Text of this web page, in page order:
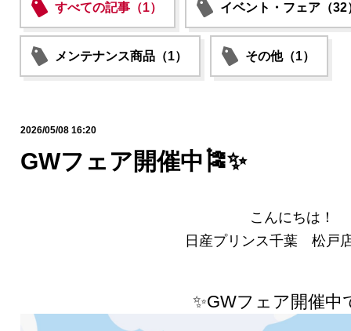
すべての記事（1） イベント・フェア（32
メンテナンス商品（1） その他（1）
2026/05/08 16:20
GWフェア開催中🎏✨
こんにちは！
日産プリンス千葉 松戸
✨GWフェア開催中